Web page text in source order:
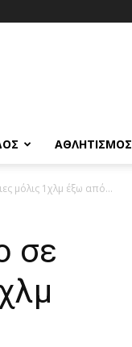
ΑΘΛΗΤΙΣΜΌΣ
μόλις 1χλμ έξω από...
σε